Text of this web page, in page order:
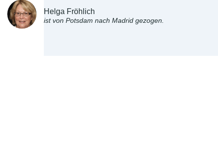
Helga Fröhlich
ist von Potsdam nach Madrid gezogen.